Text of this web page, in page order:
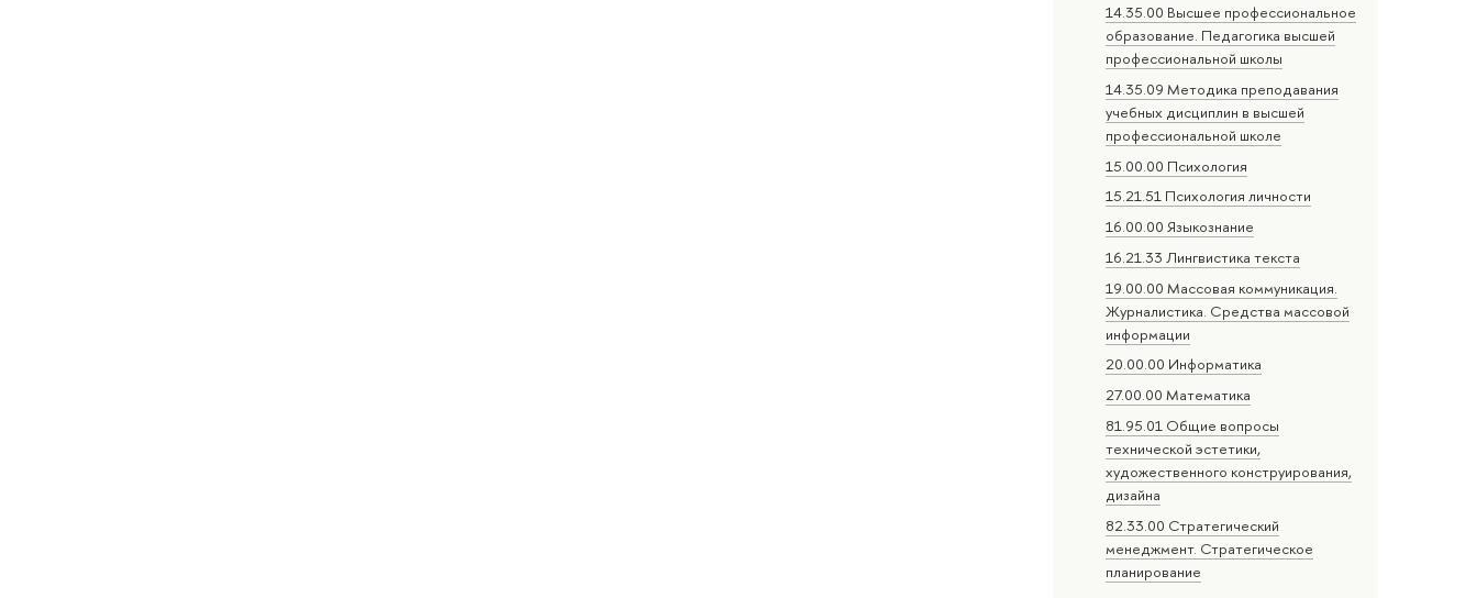
14.35.00 Высшее профессиональное
образование. Педагогика высшей
профессиональной школы
14.35.09 Методика преподавания
учебных дисциплин в высшей
профессиональной школе
15.00.00 Психология
15.21.51 Психология личности
16.00.00 Языкознание
16.21.33 Лингвистика текста
19.00.00 Массовая коммуникация.
Журналистика. Средства массовой
информации
20.00.00 Информатика
27.00.00 Математика
81.95.01 Общие вопросы
технической эстетики,
художественного конструирования,
дизайна
82.33.00 Стратегический
менеджмент. Стратегическое
планирование